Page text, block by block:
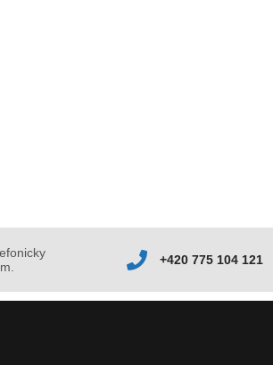
+420 775 104 121